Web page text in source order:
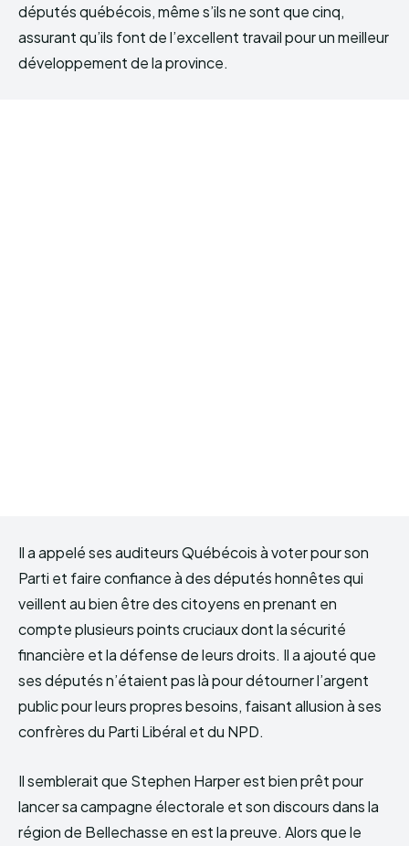
députés québécois, même s’ils ne sont que cinq,
assurant qu’ils font de l’excellent travail pour un meilleur
développement de la province.
Il a appelé ses auditeurs Québécois à voter pour son
Parti et faire confiance à des députés honnêtes qui
veillent au bien être des citoyens en prenant en
compte plusieurs points cruciaux dont la sécurité
financière et la défense de leurs droits. Il a ajouté que
ses députés n’étaient pas là pour détourner l’argent
public pour leurs propres besoins, faisant allusion à ses
confrères du Parti Libéral et du NPD.
Il semblerait que Stephen Harper est bien prêt pour
lancer sa campagne électorale et son discours dans la
région de Bellechasse en est la preuve. Alors que le